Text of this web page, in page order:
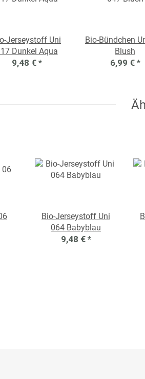
Jerseystoff Uni
Dunkel Aqua
9,48 € *
Bio-Bündchen
Blush
6,99 € *
Bio-Jerseystoff Uni
064 Babyblau
9,48 € *